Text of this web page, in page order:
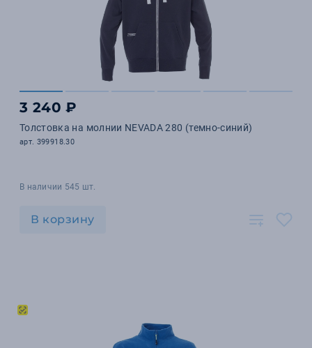
3 240 ₽
Толстовка на молнии NEVADA 280 (темно-синий)
арт. 399918.30
В наличии 545 шт.
В корзину